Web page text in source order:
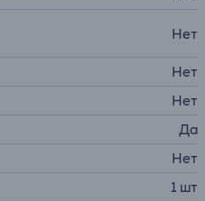
Нет
Нет
Нет
Да
Нет
1 шт